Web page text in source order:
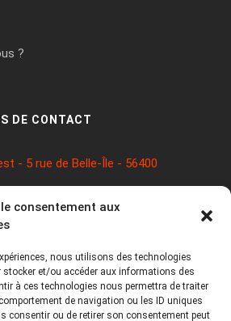
consentement aux
nous utilisons des technologies
stocker et/ou accéder aux informations des
à ces technologies nous permettra de traiter
de navigation ou les ID uniques
consentir ou de retirer son consentement peut
?
DE CONTACT
- 5 rue de Belle-Île - 56400
etiquettes.com